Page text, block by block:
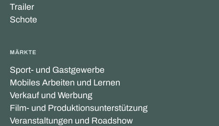
Trailer
Schote
MÄRKTE
Sport- und Gastgewerbe
Mobiles Arbeiten und Lernen
Verkauf und Werbung
Film- und Produktionsunterstützung
Veranstaltungen und Roadshow